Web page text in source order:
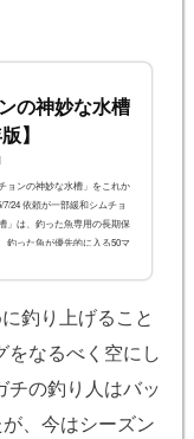
の神妙な水槽
】
ョンの神妙な水槽」をこれか
24 依頼が一部緩和シムチョ
」は、釣った魚専用の長期保
釣った魚が優先的に入る50マ
りが可能だ。また、水槽に
。つまり、魚の劣化速度が
釣り上げること
をなるべく空にし
チの釣り人はバッ
、今はシーズン